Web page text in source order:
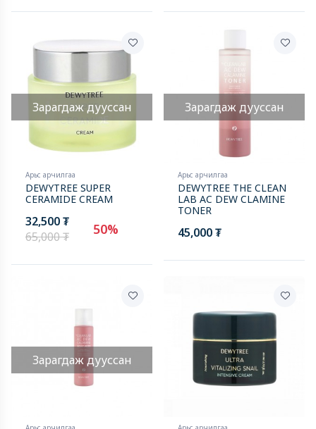
Зарагдаж дууссан
Арьс арчилгаа
DEWYTREE SUPER
CERAMIDE CREAM
32,500 ₮
65,000 ₮
50%
Зарагдаж дууссан
Арьс арчилгаа
DEWYTREE THE CLEAN
LAB AC DEW CLAMINE
TONER
45,000 ₮
Зарагдаж дууссан